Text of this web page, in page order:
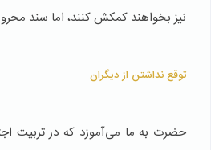
نیز بخواهند کمکش کنند، اما سند
توقع نداشتن از دیگران
حضرت به ما می‌آموزد که در تربیت